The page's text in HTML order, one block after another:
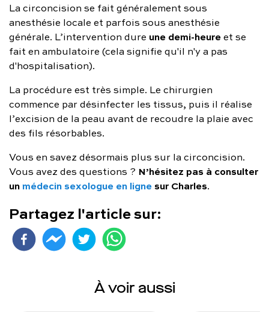
La circoncision se fait généralement sous
anesthésie locale et parfois sous anesthésie
générale. L’intervention dure une demi-heureet se
fait en ambulatoire (cela signifie qu'il n'y a pas
d'hospitalisation).
La procédure est très simple. Le chirurgien
commence par désinfecter les tissus, puis il réalise
l’excision de la peau avant de recoudre la plaie avec
des fils résorbables.
Vous en savez désormais plus sur la circoncision.
Vous avez des questions ? N’hésitez pas à consulter
unmédecin sexologue en ligne sur Charles.
Partagez l'article sur:
À voir aussi